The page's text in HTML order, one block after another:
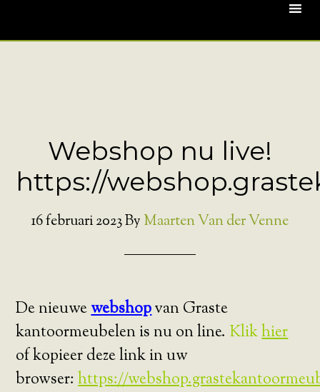
Webshop nu live!
https://
16 februari 2023By Maarten Van der Venne
De nieuwewebshopvan Graste
kantoormeubelen is nu on line. Klikhier
of kopieer deze link in uw
browser:https://